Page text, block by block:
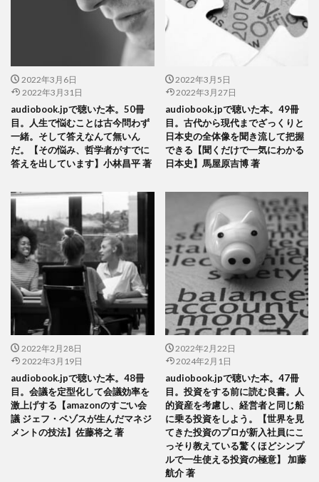
2022年3月6日
2022年3月31日
audiobook.jpで聴いた本。50冊
目。人生で悩むことは古今問わず
一緒。そして答えなんて無いん
だ。【その悩み、哲学者がすでに
答えを出しています】小林昌平 著
2022年3月5日
2022年3月27日
audiobook.jpで聴いた本。49冊
目。古代から現代までざっくりと
日本史の全体像を聞き流して把握
できる【聞くだけで一気にわかる
日本史】馬屋原吉博 著
2022年2月28日
2022年3月19日
audiobook.jpで聴いた本。48冊
目。会議を定型化して会議効率を
激上げする【amazonのすごい会
議 ジェフ・ベゾスが生んだマネジ
メントの技法】佐藤将之 著
2022年2月22日
2024年2月1日
audiobook.jpで聴いた本。47冊
目。投資をする前に読む良書。人
的資産を考慮し、経営者と同じ船
に乗る投資をしよう。【世界を見
てきた投資のプロが新入社員にこ
っそり教えている驚くほどシンプ
ルで一生使える投資の極意】 加藤
航介 著